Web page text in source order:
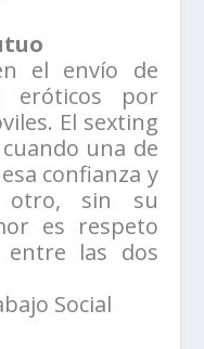
el envío de
eróticos por
El sexting
una de
confianza y
otro, sin su
es respeto
las dos
Social